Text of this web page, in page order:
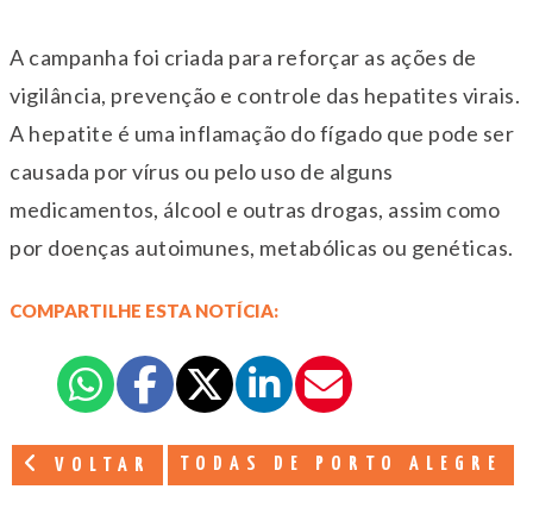
A campanha foi criada para reforçar as ações de
vigilância, prevenção e controle das hepatites virais.
A hepatite é uma inflamação do fígado que pode ser
causada por vírus ou pelo uso de alguns
medicamentos, álcool e outras drogas, assim como
por doenças autoimunes, metabólicas ou genéticas.
COMPARTILHE ESTA NOTÍCIA:
VOLTAR TODAS DE PORTO ALEGRE